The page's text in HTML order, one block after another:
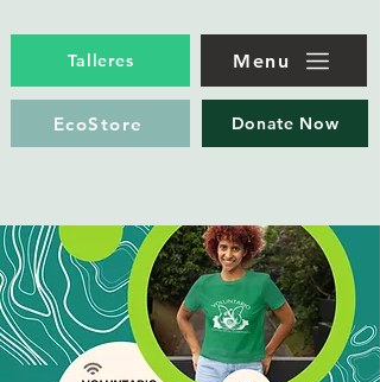
Talleres Menu
EcoStore Donate Now